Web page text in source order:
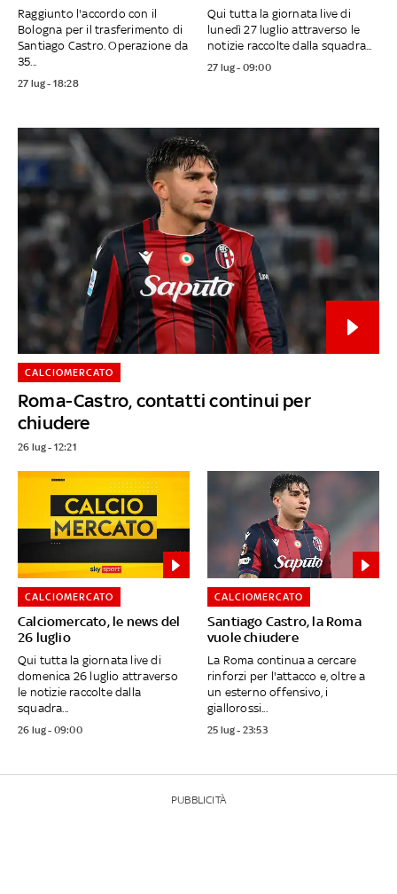
Raggiunto l'accordo con il
Bologna per il trasferimento di
Santiago Castro. Operazione da
35...
27 lug - 18:28
Qui tutta la giornata live di
lunedì 27 luglio attraverso le
notizie raccolte dalla squadra...
27 lug - 09:00
Roma-Castro, contatti continui per
chiudere
CALCIOMERCATO
26 lug - 12:21
Calciomercato, le news del
26 luglio
CALCIOMERCATO
Qui tutta la giornata live di
domenica 26 luglio attraverso
le notizie raccolte dalla
squadra...
26 lug - 09:00
Santiago Castro, la Roma
vuole chiudere
CALCIOMERCATO
La Roma continua a cercare
rinforzi per l'attacco e, oltre a
un esterno offensivo, i
giallorossi...
25 lug - 23:53
PUBBLICITÀ